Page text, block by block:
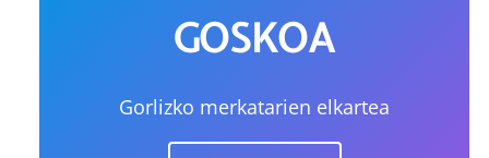
GOSKOA
Gorlizko merkatarien elkartea